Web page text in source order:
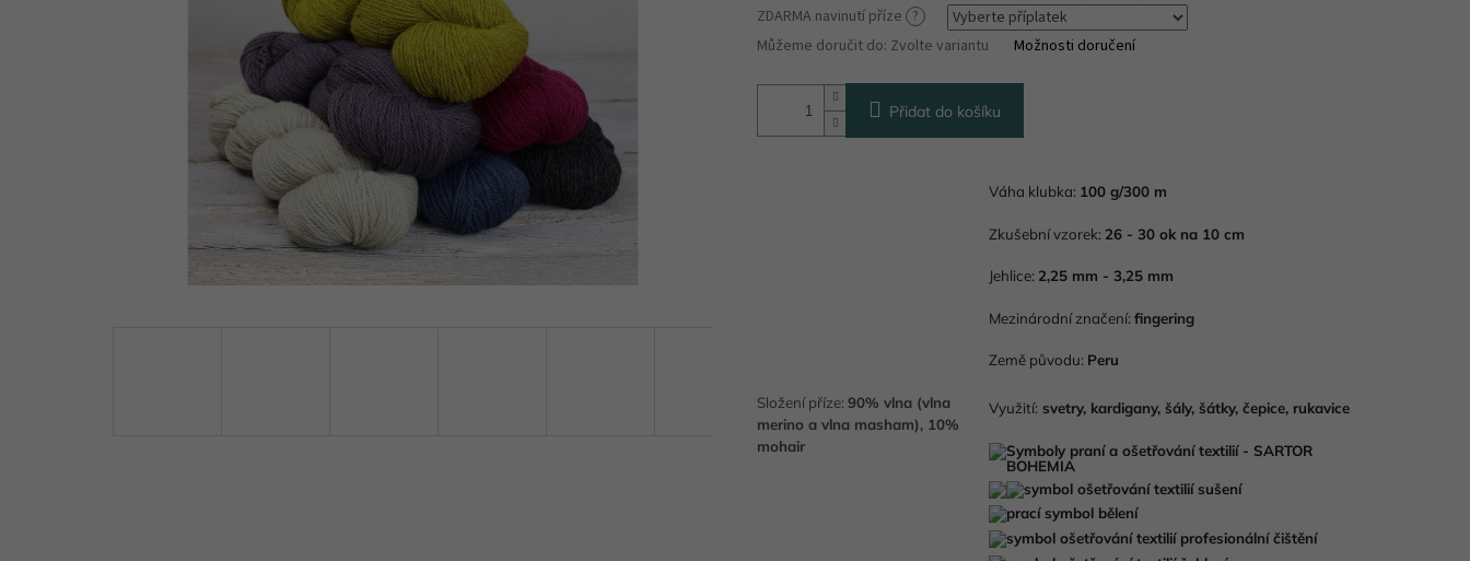
ZDARMA navinutí příze ?
Můžeme doručit do: Zvolte variantu Možnosti doručení
Přidat do košíku
Složení příze: 90% vlna (vlna
merino a vlna masham), 10%
mohair
Váha klubka: 100 g/300 m
Zkušební vzorek: 26 - 30 ok na 10 cm
Jehlice: 2,25 mm - 3,25 mm
Mezinárodní značení:fingering
Země původu: Peru
Využití: svetry, kardigany, šály, šátky, čepice, rukavice